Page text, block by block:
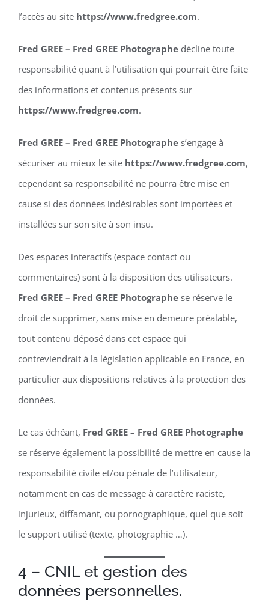
l’accès au site https://www.fredgree.com.
Fred GREE – Fred GREE Photographedécline toute
responsabilité quant à l’utilisation qui pourrait être faite
des informations et contenus présents sur
https://www.fredgree.com.
Fred GREE – Fred GREE Photographes’engage à
sécuriser au mieux le site https://www.fredgree.com,
cependant sa responsabilité ne pourra être mise en
cause si des données indésirables sont importées et
installées sur son site à son insu.
Des espaces interactifs (espace contact ou
commentaires) sont à la disposition des utilisateurs.
Fred GREE – Fred GREE Photographese réserve le
droit de supprimer, sans mise en demeure préalable,
tout contenu déposé dans cet espace qui
contreviendrait à la législation applicable en France, en
particulier aux dispositions relatives à la protection des
données.
Le cas échéant, Fred GREE – Fred GREE Photographe
se réserve également la possibilité de mettre en cause la
responsabilité civile et/ou pénale de l’utilisateur,
notamment en cas de message à caractère raciste,
injurieux, diffamant, ou pornographique, quel que soit
le support utilisé (texte, photographie …).
4 – CNIL et gestion des
données personnelles.